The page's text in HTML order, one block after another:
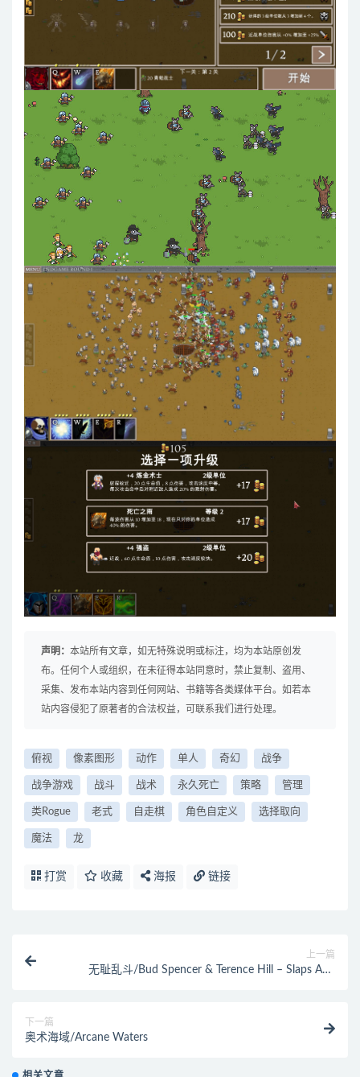
声明： 本站所有文章，如无特殊说明或标注，均为本站原创发
布。任何个人或组织，在未征得本站同意时，禁止复制、盗用、
采集、发布本站内容到任何网站、书籍等各类媒体平台。如若本
站内容侵犯了原著者的合法权益，可联系我们进行处理。
俯视 像素图形 动作 单人 奇幻 战争
战争游戏 战斗 战术 永久死亡 策略 管理
类Rogue 老式 自走棋 角色自定义 选择取向
魔法 龙
打赏 收藏 海报 链接
上一篇
无耻乱斗/Bud Spencer & Terence Hill – Slaps And
下一篇
奥术海域/Arcane Waters